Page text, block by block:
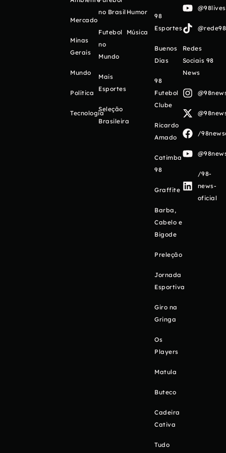
Mercado
Minas
Gerais
Mundo
Política
Tecnologia
no Brasil
Futebol
no
Mundo
Mais
Esportes
Seleção
Brasileira
Humor
Música
98
Esportes
Buenos
Días
98
Futebol
Clube
Ricardo
Amado
Catimba
98
Graffite
Barba,
Cabelo e
Bigode
Preleção
Jornada
Esportiva
Giro na
Gringa
Os
Players
Matula
Buteco
Cadeira
Cativa
Tudo
Redes
Sociais 98
News
/
/98-
news-
oficial